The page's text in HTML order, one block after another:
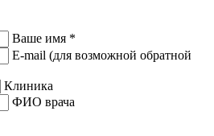
Ваше имя *
E-mail (для возможной обратной
Клиника
ФИО врача